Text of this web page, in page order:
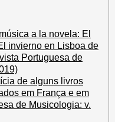
a la novela: El
invierno en Lisboa de
Portuguesa de
de alguns livros
em França e em
de Musicologia: v.